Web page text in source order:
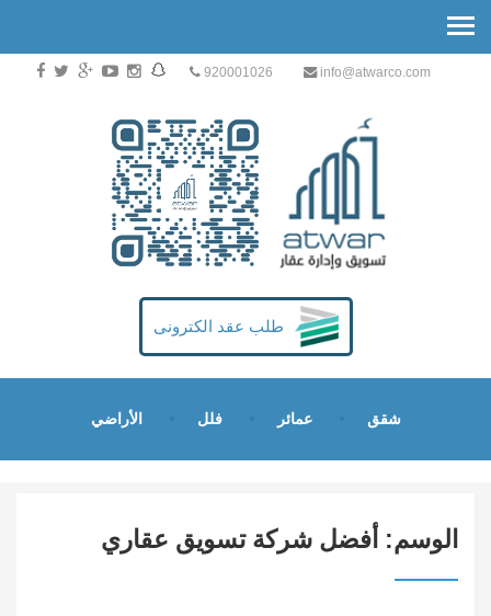
920001026 info@atwarco.com
طلب عقد الكترونى
شقق عمائر فلل الأراضي
الوسم: أفضل شركة تسويق عقاري